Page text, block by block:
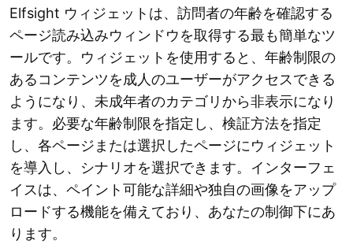
Elfsight ウィジェットは、訪問者の年齢を確認する
ページ読み込みウィンドウを取得する最も簡単なツ
ールです。ウィジェットを使用すると、年齢制限の
あるコンテンツを成人のユーザーがアクセスできる
ようになり、未成年者のカテゴリから非表示になり
ます。必要な年齢制限を指定し、検証方法を指定
し、各ページまたは選択したページにウィジェット
を導入し、シナリオを選択できます。インターフェ
イスは、ペイント可能な詳細や独自の画像をアップ
ロードする機能を備えており、あなたの制御下にあ
ります。